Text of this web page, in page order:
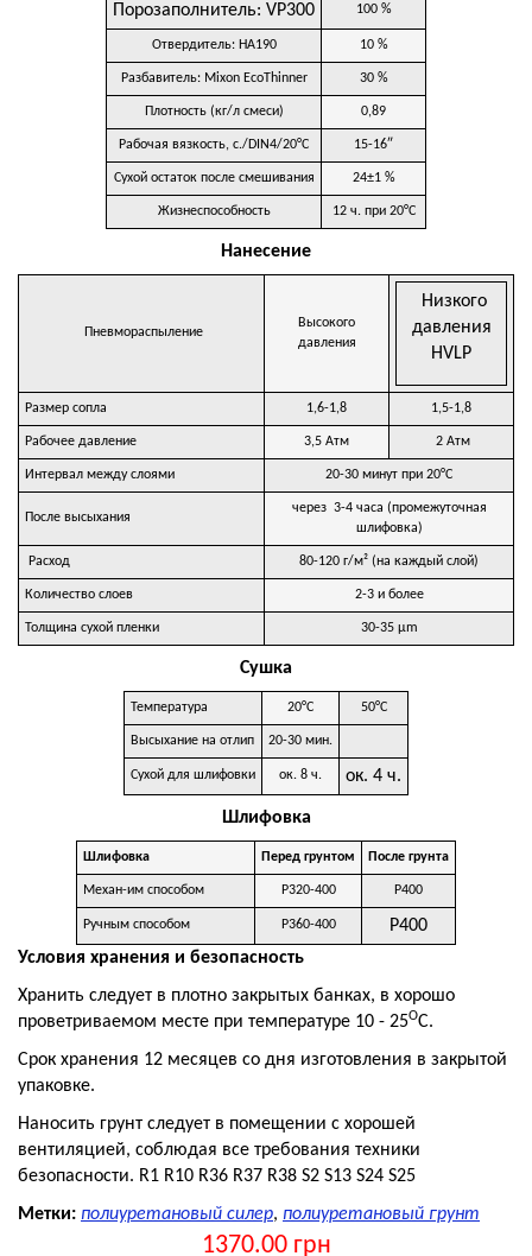
Порозаполнитель: VP300
100 %
Отвердитель: HА190 10 %
Разбавитель: Mixon EcoThinner 30 %
Плотность (кг/л смеси) 0,89
Рабочая вязкость, с./DIN4/20°C 15-16″
Сухой остаток после смешивания 24±1 %
Жизнеспособность 12 ч. при 20°C
Нанесение
Пневмораспыление
Высокого
давления
Низкого
давления
HVLP
Размер сопла 1,6-1,8 1,5-1,8
Рабочее давление 3,5 Атм 2 Атм
Интервал между слоями 20-30 минут при 20°C
После высыхания
через 3-4 часа (промежуточная
шлифовка)
Расход 80-120 г/м² (на каждый слой)
Количество слоев 2-3 и более
Толщина сухой пленки 30-35 µm
Сушка
Температура 20°C 50°C
Высыхание на отлип 20-30 мин.
Сухой для шлифовки ок. 8 ч. ок. 4 ч.
Шлифовка
Шлифовка Перед грунтом После грунта
Механ-им способом Р320-400 Р400
Ручным способом Р360-400
Р400
Условия хранения и безопасность
Хранить следует в плотно закрытых банках, в хорошо
проветриваемом месте при температуре 10 - 25ОС.
Срок хранения 12 месяцев со дня изготовления в закрытой
упаковке.
Наносить грунт следует в помещении с хорошей
вентиляцией, соблюдая все требования техники
безопасности. R1 R10 R36 R37 R38 S2 S13 S24 S25
Метки: полиуретановый силер, полиуретановый грунт
1370.00 грн